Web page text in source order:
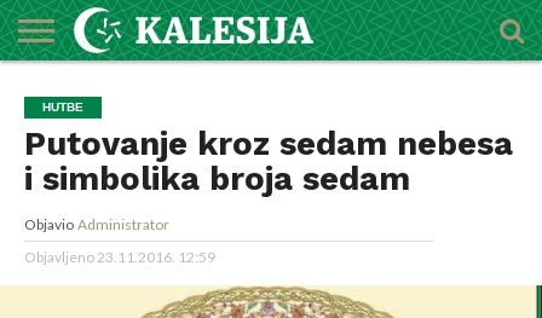
O
MEDŽLISU
DŽEMATI
IMAMI
MEKTEBSKI
CENTAR
VIJESTI
HUTBE
NAJAVE
KALENDAR
KONTAKT
HUTBE
Putovanje kroz sedam nebesa
i simbolika broja sedam
Objavio Administrator
Objavljeno23.11.2016. 12:59